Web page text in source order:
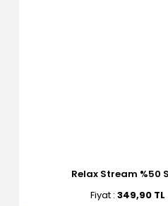
Relax Stream %50
Fiyat : 349,90 TL